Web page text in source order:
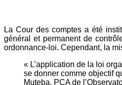
La Cour des comptes a été
général et permanent de
ordonnance-loi. Cependant, la
« L’application de la loi
se donner comme objectif
Muteba, PCA de